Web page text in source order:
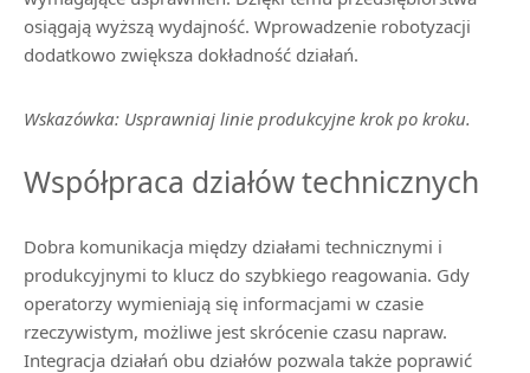
osiągają wyższą wydajność. Wprowadzenie robotyzacji
dodatkowo zwiększa dokładność działań.
Wskazówka: Usprawniaj linie produkcyjne krok po kroku.
Współpraca działów technicznych
Dobra komunikacja między działami technicznymi i
produkcyjnymi to klucz do szybkiego reagowania. Gdy
operatorzy wymieniają się informacjami w czasie
rzeczywistym, możliwe jest skrócenie czasu napraw.
Integracja działań obu działów pozwala także poprawić